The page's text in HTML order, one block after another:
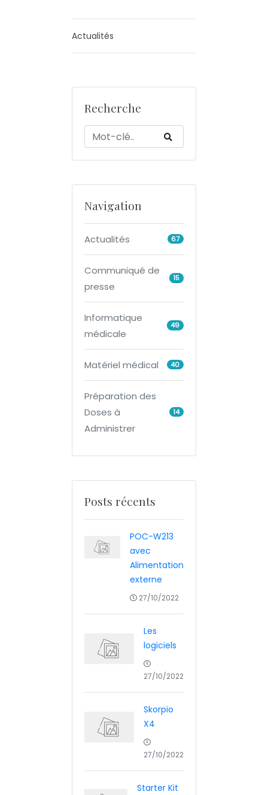
Actualités
Recherche
Navigation
Actualités 67
Communiqué de
presse
15
Informatique
médicale
49
Matériel médical 40
Préparation des
Doses à
Administrer
14
Posts récents
POC-W213
avec
Alimentation
externe
27/10/2022
Les
logiciels
27/10/2022
Skorpio
X4
27/10/2022
Starter Kit